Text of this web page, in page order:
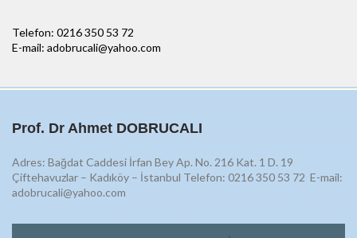
Telefon: 0216 350 53 72
E-mail: adobrucali@yahoo.com
Prof. Dr Ahmet DOBRUCALI
Adres: Bağdat Caddesi İrfan Bey Ap. No. 216 Kat. 1 D. 19
Çiftehavuzlar – Kadıköy – İstanbul Telefon: 0216 350 53 72 E-mail:
adobrucali@yahoo.com